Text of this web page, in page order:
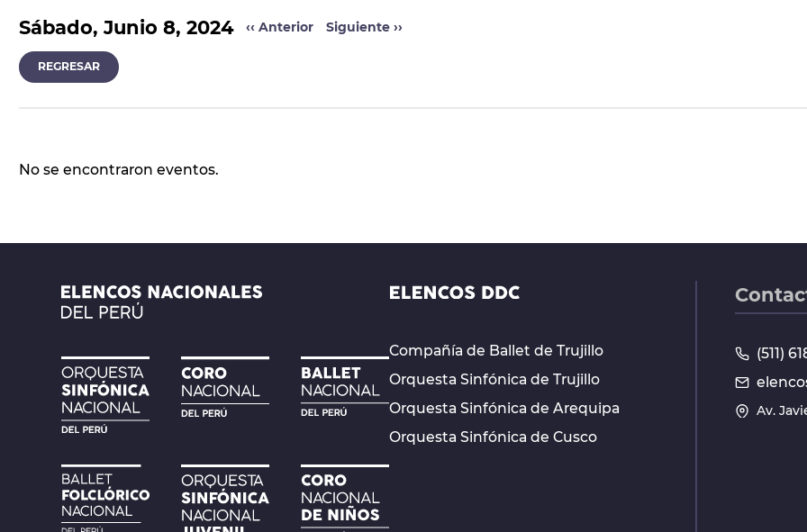
Sábado, Junio 8, 2024 ‹‹ Anterior Siguiente ››
REGRESAR
No se encontraron eventos.
Compañía de Ballet de Trujillo
Orquesta Sinfónica de Trujillo
Orquesta Sinfónica de Arequipa
Orquesta Sinfónica de Cusco
(511)
Av.